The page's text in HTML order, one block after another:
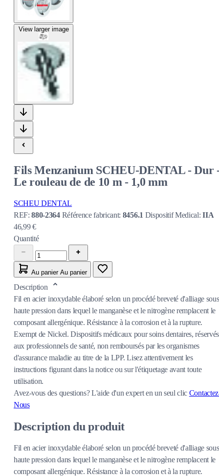
View larger image
Fils Menzanium SCHEU-DENTAL - Dur
Le rouleau de de 10 m - 1,0 mm
SCHEU DENTAL
REF:880-2364 Référence fabricant: 8456.1 Dispositif Medical:IIA
46,99 €
Quantité
Au panier Au panier
Description
Fil en acier inoxydable élaboré selon un procédé breveté d'alliage sous
haute pression dans lequel le manganèse et le nitrogène remplacent le
composant allergénique. Résistance à la corrosion et à la rupture.
Exempt de Nickel. Dispositifs médicaux pour soins dentaires, réservés
aux professionnels de santé, non remboursés par les organismes
d'assurance maladie au titre de la LPP. Lisez attentivement les
instructions figurant dans la notice ou sur l'étiquetage avant toute
utilisation.
Avez-vous des questions?L'aide d'un expert en un seul clic
Nous
Description du produit
Fil en acier inoxydable élaboré selon un procédé breveté d'alliage sous
haute pression dans lequel le manganèse et le nitrogène remplacent le
composant allergénique. Résistance à la corrosion et à la rupture.